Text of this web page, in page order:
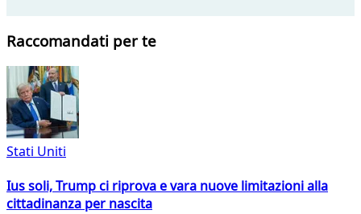
Raccomandati per te
Stati Uniti
Ius soli, Trump ci riprova e vara nuove limitazioni alla
cittadinanza per nascita